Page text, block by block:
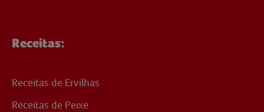
Receitas:
Receitas de Ervilhas
Receitas de Peixe